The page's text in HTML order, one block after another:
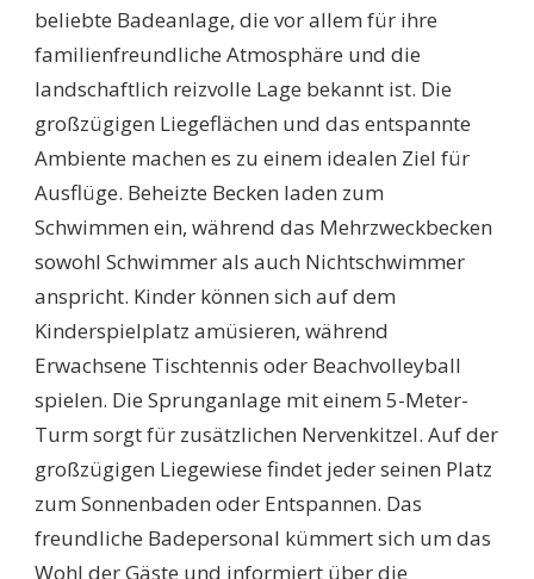
beliebte Badeanlage, die vor allem für ihre
familienfreundliche Atmosphäre und die
landschaftlich reizvolle Lage bekannt ist. Die
großzügigen Liegeflächen und das entspannte
Ambiente machen es zu einem idealen Ziel für
Ausflüge. Beheizte Becken laden zum
Schwimmen ein, während das Mehrzweckbecken
sowohl Schwimmer als auch Nichtschwimmer
anspricht. Kinder können sich auf dem
Kinderspielplatz amüsieren, während
Erwachsene Tischtennis oder Beachvolleyball
spielen. Die Sprunganlage mit einem 5-Meter-
Turm sorgt für zusätzlichen Nervenkitzel. Auf der
großzügigen Liegewiese findet jeder seinen Platz
zum Sonnenbaden oder Entspannen. Das
freundliche Badepersonal kümmert sich um das
Wohl der Gäste und informiert über die